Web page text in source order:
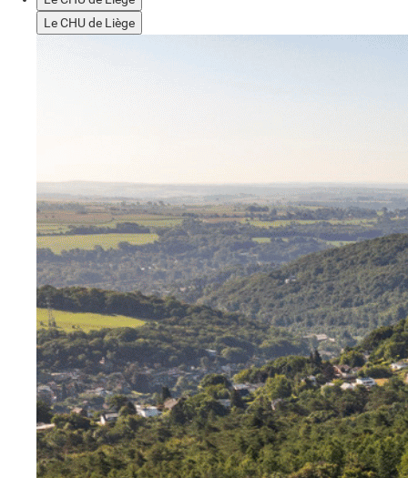
Le CHU de Liège